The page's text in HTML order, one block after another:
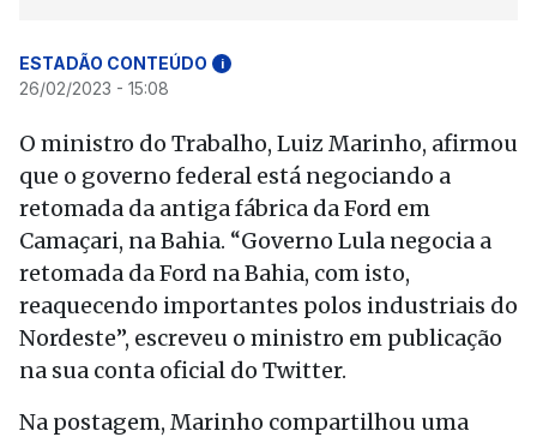
ESTADÃO CONTEÚDO i
26/02/2023 - 15:08
O ministro do Trabalho, Luiz Marinho, afirmou
que o governo federal está negociando a
retomada da antiga fábrica da Ford em
Camaçari, na Bahia. “Governo Lula negocia a
retomada da Ford na Bahia, com isto,
reaquecendo importantes polos industriais do
Nordeste”, escreveu o ministro em publicação
na sua conta oficial do Twitter.
Na postagem, Marinho compartilhou uma